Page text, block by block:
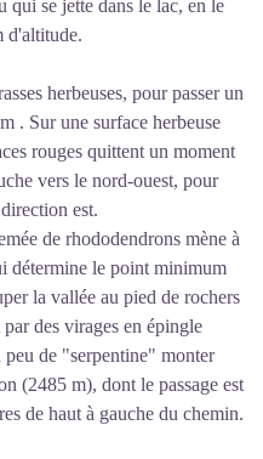
qui se jette dans le lac, en le
d'altitude.
herbeuses, pour passer un
. Sur une surface herbeuse
rouges quittent un moment
vers le nord-ouest, pour
est.
de rhododendrons mène à
détermine le point minimum
la vallée au pied de rochers
des virages en épingle
peu de "serpentine" monter
(2485 m), dont le passage est
de haut à gauche du chemin.